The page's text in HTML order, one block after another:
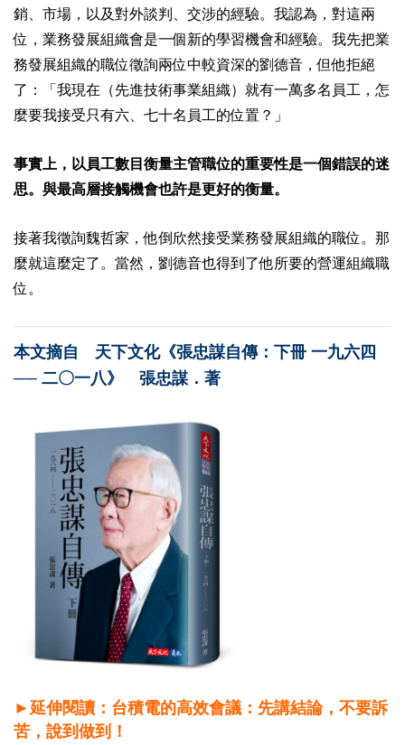
銷、市場，以及對外談判、交涉的經驗。我認為，對這兩
位，業務發展組織會是一個新的學習機會和經驗。我先把業
務發展組織的職位徵詢兩位中較資深的劉德音，但他拒絕
了：「我現在（先進技術事業組織）就有一萬多名員工，怎
麼要我接受只有六、七十名員工的位置？」
事實上，以員工數目衡量主管職位的重要性是一個錯誤的迷
思。與最高層接觸機會也許是更好的衡量。
接著我徵詢魏哲家，他倒欣然接受業務發展組織的職位。那
麼就這麼定了。當然，劉德音也得到了他所要的營運組織職
位。
本文摘自 天下文化《張忠謀自傳：下冊 一九六四
── 二〇一八》 張忠謀．著
►延伸閱讀： 台積電的高效會議：先講結論，不要訴
苦，說到做到！